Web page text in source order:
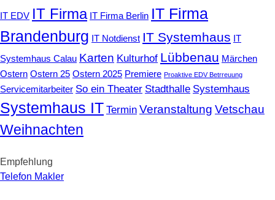
IT EDV IT Firma IT Firma Berlin IT Firma
Brandenburg IT Notdienst IT Systemhaus IT
Systemhaus Calau Karten Kulturhof Lübbenau Märchen
Ostern Ostern 25 Ostern 2025 Premiere Proaktive EDV Betrreuung
Servicemitarbeiter So ein Theater Stadthalle Systemhaus
Systemhaus IT Termin Veranstaltung Vetschau
Weihnachten
Empfehlung
Telefon Makler